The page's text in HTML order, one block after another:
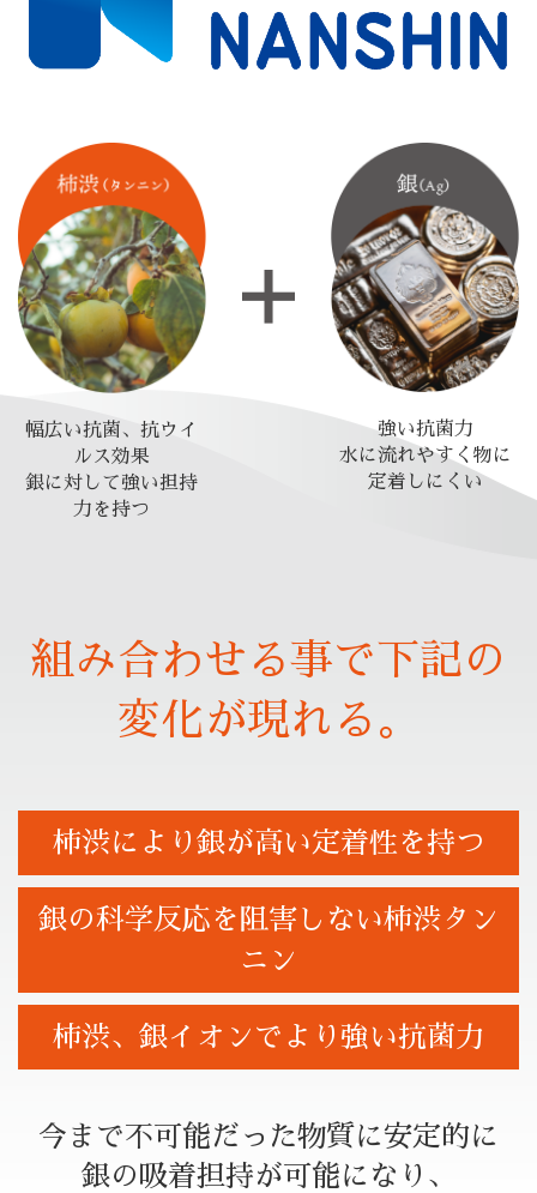
幅広い抗菌、抗ウイ
ルス効果
銀に対して強い担持
力を持つ
強い抗菌力
水に流れやすく物に
定着しにくい
組み合わせる事で下記の
変化が現れる。
柿渋により銀が高い定着性を持つ
銀の科学反応を阻害しない柿渋タン
ニン
柿渋、銀イオンでより強い抗菌力
今まで不可能だった物質に安定的に
銀の吸着担持が可能になり、